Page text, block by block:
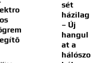
sét
házilag
– Új
hangul
at a
hálószo